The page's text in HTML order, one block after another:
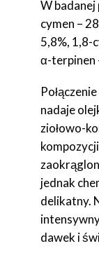
W badanej
cymen –
5,8%, 1,8-
α-terpinen
nadaje
ziołowo-
jednak
delikatny.
dawek i